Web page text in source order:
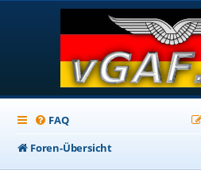
FAQ
Foren-Übersicht